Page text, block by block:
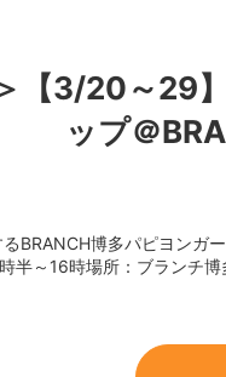
【3/20～29
ップ＠
るBRANCH博多パピヨンガ
半～16時場所：ブランチ